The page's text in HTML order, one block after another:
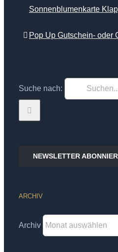
Sonnenblumenkarte
Pop Up Gutschein- oder
Suche nach:
NEWSLETTER
ARCHIV
Archiv